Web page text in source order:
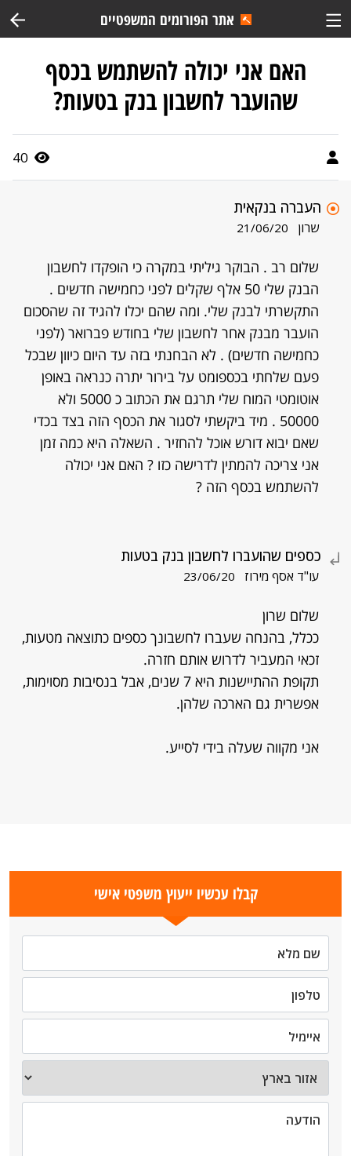
אתר הפורומים המשפטיים
האם אני יכולה להשתמש בכסף
שהועבר לחשבון בנק בטעות?
40
העברה בנקאית
שרון 21/06/20
שלום רב . הבוקר גיליתי במקרה כי הופקדו לחשבון
הבנק שלי 50 אלף שקלים לפני כחמישה חדשים .
התקשרתי לבנק שלי. ומה שהם יכלו להגיד זה שהסכום
הועבר מבנק אחר לחשבון שלי בחודש פברואר (לפני
כחמישה חדשים) . לא הבחנתי בזה עד היום כיוון שבכל
פעם שלחתי בכספומט על בירור יתרה כנראה באופן
אוטומטי המוח שלי תרגם את הכתוב כ 5000 ולא
50000 . מיד ביקשתי לסגור את הכסף הזה בצד בכדי
שאם יבוא דורש אוכל להחזיר . השאלה היא כמה זמן
אני צריכה להמתין לדרישה כזו ? האם אני יכולה
להשתמש בכסף הזה ?
כספים שהועברו לחשבון בנק בטעות
עו"ד אסף מירוז 23/06/20
שלום שרון
ככלל, בהנחה שעברו לחשבונך כספים כתוצאה מטעות,
זכאי המעביר לדרוש אותם חזרה.
תקופת ההתיישנות היא 7 שנים, אבל בנסיבות מסוימות,
אפשרית גם הארכה שלהן.
אני מקווה שעלה בידי לסייע.
קבלו עכשיו ייעוץ משפטי אישי